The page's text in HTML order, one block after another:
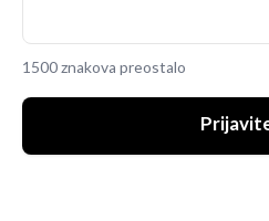
1500 znakova preostalo